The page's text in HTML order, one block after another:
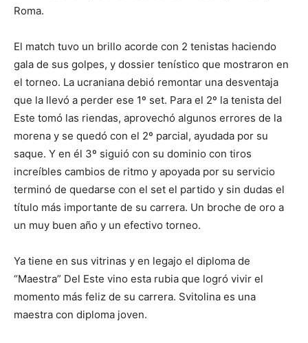
Roma.
El match tuvo un brillo acorde con 2 tenistas haciendo
gala de sus golpes, y dossier tenístico que mostraron en
el torneo. La ucraniana debió remontar una desventaja
que la llevó a perder ese 1º set. Para el 2º la tenista del
Este tomó las riendas, aprovechó algunos errores de la
morena y se quedó con el 2º parcial, ayudada por su
saque. Y en él 3º siguió con su dominio con tiros
increíbles cambios de ritmo y apoyada por su servicio
terminó de quedarse con el set el partido y sin dudas el
título más importante de su carrera. Un broche de oro a
un muy buen año y un efectivo torneo.
Ya tiene en sus vitrinas y en legajo el diploma de
“Maestra” Del Este vino esta rubia que logró vivir el
momento más feliz de su carrera. Svitolina es una
maestra con diploma joven.